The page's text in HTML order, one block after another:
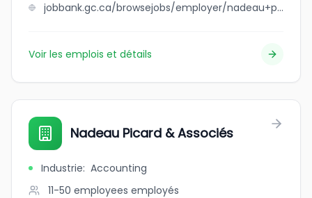
jobbank.gc.ca/browsejobs/employer/nadeau+picard+%26+associ%C3%A9s/ca
Voir les emplois et détails
Nadeau Picard & Associés
Industrie: Accounting
11-50 employees employés